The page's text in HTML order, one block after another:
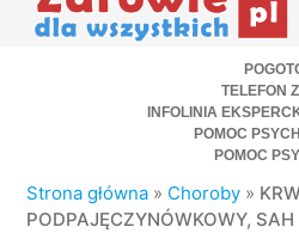
TELEFON
INFOLINIA
POMOC
POMOC
Strona główna » Choroby »
PODPAJĘCZYNÓWKOWY, SAH